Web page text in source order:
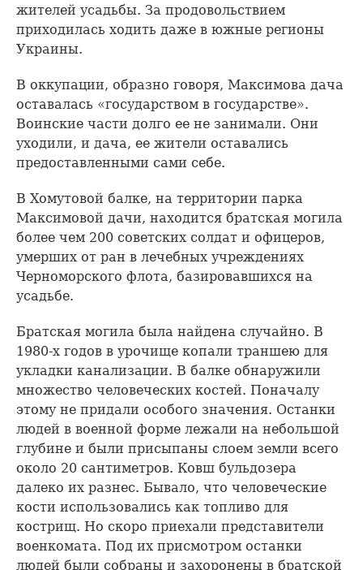
жителей усадьбы. За продовольствием
приходилась ходить даже в южные регионы
Украины.
В оккупации, образно говоря, Максимова дача
оставалась «государством в государстве».
Воинские части долго ее не занимали. Они
уходили, и дача, ее жители оставались
предоставленными сами себе.
В Хомутовой балке, на территории парка
Максимовой дачи, находится братская могила
более чем 200 советских солдат и офицеров,
умерших от ран в лечебных учреждениях
Черноморского флота, базировавшихся на
усадьбе.
Братская могила была найдена случайно. В
1980-х годов в урочище копали траншею для
укладки канализации. В балке обнаружили
множество человеческих костей. Поначалу
этому не придали особого значения. Останки
людей в военной форме лежали на небольшой
глубине и были присыпаны слоем земли всего
около 20 сантиметров. Ковш бульдозера
далеко их разнес. Бывало, что человеческие
кости использовались как топливо для
кострищ. Но скоро приехали представители
военкомата. Под их присмотром останки
людей были собраны и захоронены в братской